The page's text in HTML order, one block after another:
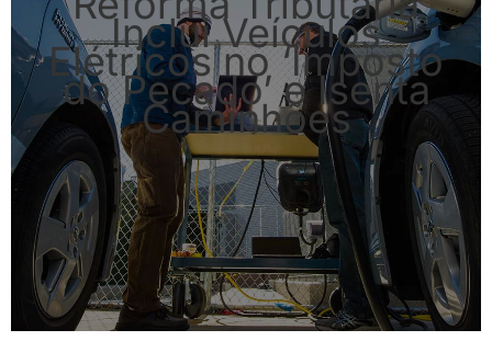
Inclui Veículos
Elétricos no ‘Imposto
do Pecado’ e Isenta
Caminhões